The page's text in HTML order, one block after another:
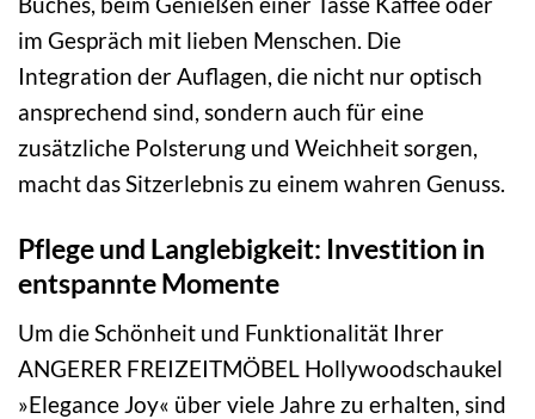
im Gespräch mit lieben Menschen. Die
Integration der Auflagen, die nicht nur optisch
ansprechend sind, sondern auch für eine
zusätzliche Polsterung und Weichheit sorgen,
macht das Sitzerlebnis zu einem wahren Genuss.
Pflege und Langlebigkeit: Investition in
entspannte Momente
Um die Schönheit und Funktionalität Ihrer
ANGERER FREIZEITMÖBEL Hollywoodschaukel
»Elegance Joy« über viele Jahre zu erhalten, sind